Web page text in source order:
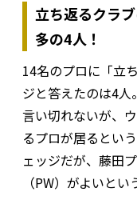
立ち返るクラ
多の4人！
14名のプロに「立
ジと答えたのは4
言い切れないが、
るプロが居るとい
ェッジだが、藤田
（PW）がよいと